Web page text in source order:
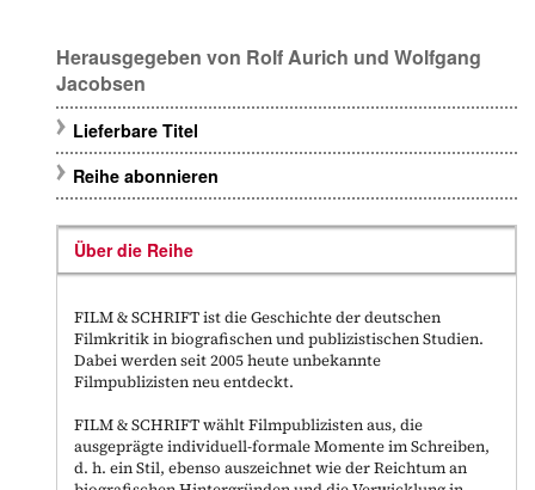
Herausgegeben von Rolf Aurich und Wolfgang
Jacobsen
Lieferbare Titel
Reihe abonnieren
Über die Reihe
FILM & SCHRIFT ist die Geschichte der deutschen
Filmkritik in biografischen und publizistischen Studien.
Dabei werden seit 2005 heute unbekannte
Filmpublizisten neu entdeckt.
FILM & SCHRIFT wählt Filmpublizisten aus, die
ausgeprägte individuell-formale Momente im Schreiben,
d. h. ein Stil, ebenso auszeichnet wie der Reichtum an